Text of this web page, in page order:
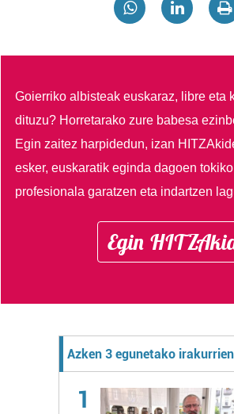
Goierriko albisteak euskaraz, libre eta
dituzu? Horretarako zure babesa
Egin zaitez harpidedun, izan
esker, euskaratik eginda dagoen
profesionala garatzen eta indartzen
Egin
Azken 3 egunetako
1